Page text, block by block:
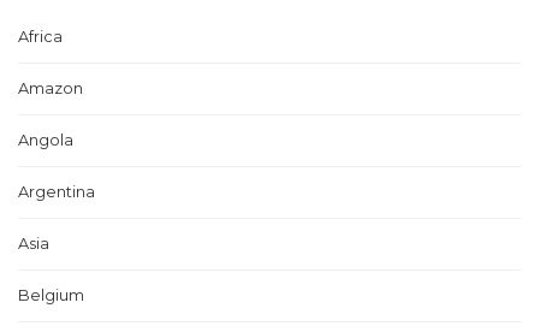
Africa
Amazon
Angola
Argentina
Asia
Belgium